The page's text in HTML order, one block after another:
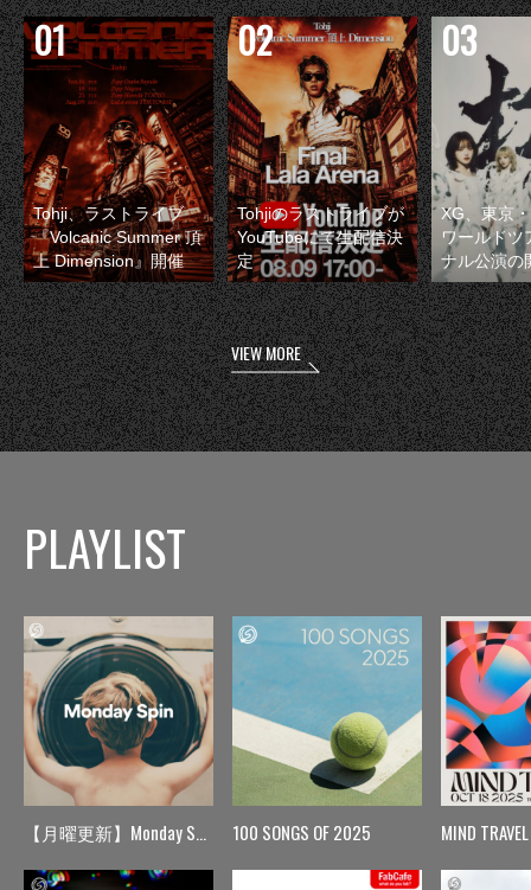
Tohji、ラストライブ
『Volcanic Summer 頂
上 Dimension』開催
Tohjiのラストライブが
YouTubeにて生配信決
定
XG、東京
ワールドツ
ナル公演の
VIEW MORE
PLAYLIST
【月曜更新】Monday Spin 100 SONGS OF 2025 MIND TRAVEL